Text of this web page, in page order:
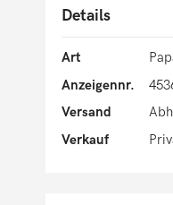
Details
Art
Anzeigennr.
Versand
Verkauf